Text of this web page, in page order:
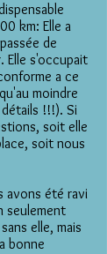
km: Elle a
de
Elle s'occupait
a ce
moindre
!!!). Si
soit elle
soit nous
avons été ravi
seulement
elle, mais
bonne